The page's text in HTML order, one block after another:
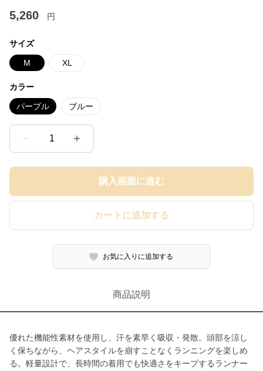
5,260 円
サイズ
M XL
カラー
パープル ブルー
1
購入画面に進む
カートに追加する
お気に入りに追加する
商品説明
優れた機能性素材を使用し、汗を素早く吸収・発散。頭部を涼し
く保ちながら、ヘアスタイルを崩すことなくランニングを楽しめ
る。軽量設計で、長時間の着用でも快適さをキープするランナー